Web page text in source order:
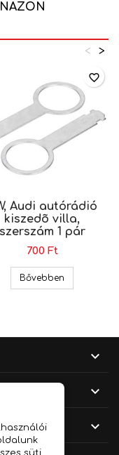
>
<
Bose (13-1335-50)
Audi autórádió
kiszedõ villa,
szerszám 1 pár
700 Ft
Bővebben
favorite_border



süti